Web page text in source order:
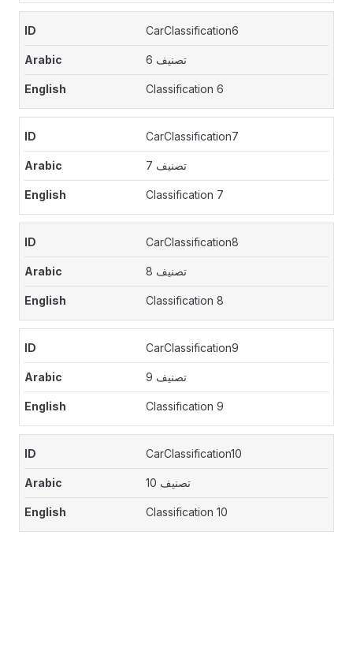
CarClassification6
تصنيف 6
Classification 6
CarClassification7
تصنيف 7
Classification 7
CarClassification8
تصنيف 8
Classification 8
CarClassification9
تصنيف 9
Classification 9
CarClassification10
تصنيف 10
Classification 10